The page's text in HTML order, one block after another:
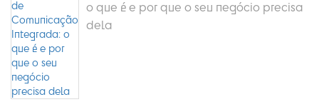
o que é e por que o seu negócio precisa
dela